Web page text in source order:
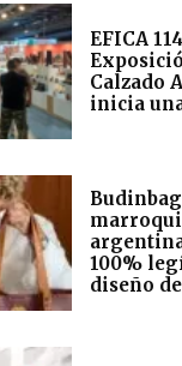
EFICA
Calzado
inicia
100%
diseño